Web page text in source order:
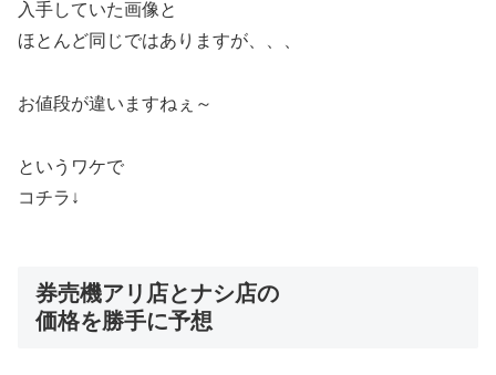
入手していた画像と
ほとんど同じではありますが、、、
お値段が違いますねぇ～
というワケで
コチラ↓
券売機アリ店とナシ店の
価格を勝手に予想